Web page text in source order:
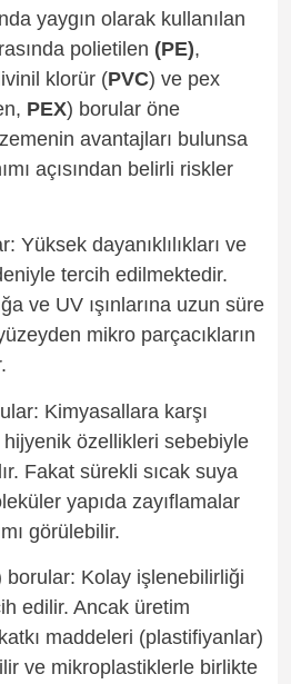
yaygın olarak kullanılan
polietilen (PE),
klorür (PVC) ve pex
PEX) borular öne
avantajları bulunsa
açısından belirli riskler
Yüksek dayanıklılıkları ve
tercih edilmektedir.
ve UV ışınlarına uzun süre
mikro parçacıkların
Kimyasallara karşı
hijyenik özellikleri sebebiyle
Fakat sürekli sıcak suya
yapıda zayıflamalar
görülebilir.
Kolay işlenebilirliği
edilir. Ancak üretim
maddeleri (plastifiyanlar)
ve mikroplastiklerle birlikte